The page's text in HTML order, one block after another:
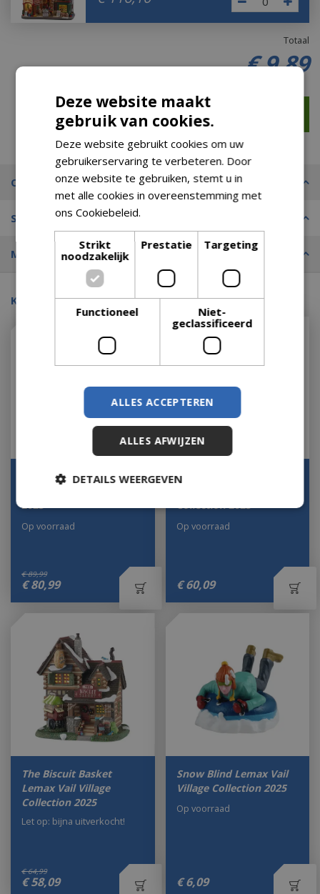
Totaal
€9,89
Omschrijving
Specificaties
Merk
Kijk ook eens naar:
Pine Grove Pizza Lemax
2025
€ 89,99
€ 80,99
Op voorraad
The Reindeer Café
Collection 2025
€ 60,09
Op voorraad
The Biscuit Basket
Lemax Vail Village
Collection 2025
€ 64,99
€ 58,09
Let op: bijna uitverkocht!
Snow Blind Lemax Vail
Village Collection 2025
€ 6,09
Op voorraad
Deze website maakt
gebruik van cookies.
Deze website gebruikt cookies om uw
gebruikerservaring te verbeteren. Door
onze website te gebruiken, stemt u in
met alle cookies in overeenstemming met
ons Cookiebeleid.
Strikt
noodzakelijk
Prestatie Targeting
Functioneel
Niet-
geclassificeerd
ALLES ACCEPTEREN
ALLES AFWIJZEN
DETAILS WEERGEVEN